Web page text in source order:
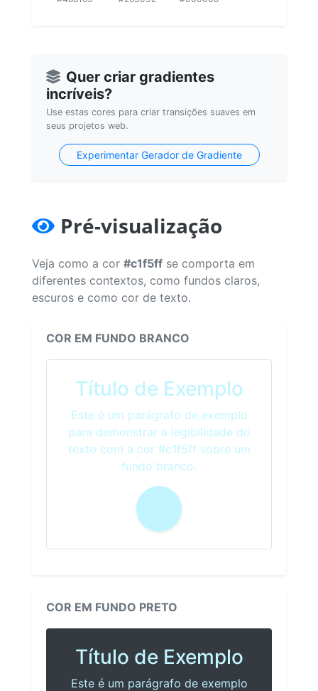
Quer criar gradientes
incríveis?
Use estas cores para criar transições suaves em
seus projetos web.
Experimentar Gerador de Gradiente
Pré-visualização
Veja como a cor #c1f5ff se comporta em
diferentes contextos, como fundos claros,
escuros e como cor de texto.
COR EM FUNDO BRANCO
Título de Exemplo
Este é um parágrafo de exemplo
para demonstrar a legibilidade do
texto com a cor #c1f5ff sobre um
fundo branco.
COR EM FUNDO PRETO
Título de Exemplo
Este é um parágrafo de exemplo